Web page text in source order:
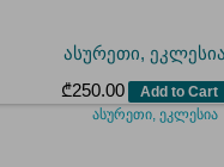
ასურეთი, ეკლესია
₾250.00 Add to Cart